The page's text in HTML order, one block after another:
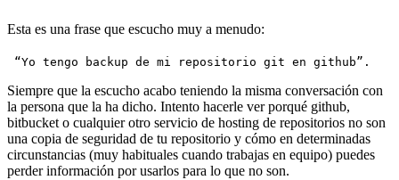
Esta es una frase que escucho muy a menudo:
“Yo tengo backup de mi repositorio git en github”.
Siempre que la escucho acabo teniendo la misma conversación con
la persona que la ha dicho. Intento hacerle ver porqué github,
bitbucket o cualquier otro servicio de hosting de repositorios no son
una copia de seguridad de tu repositorio y cómo en determinadas
circunstancias (muy habituales cuando trabajas en equipo) puedes
perder información por usarlos para lo que no son.